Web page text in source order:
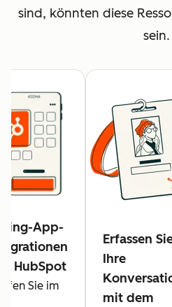
sind, könnten diese
sein.
App-
HubSpot
Sie im
Erfassen
Ihre
mit dem